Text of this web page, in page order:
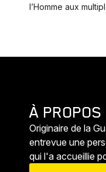
l’Homme aux
À PROPOS
Originaire de la
entrevue une
qui l'a accueillie